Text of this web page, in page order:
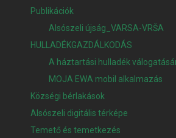
Publikációk
Alsószeli újság_VARSA-VRŠA
HULLADÉKGAZDÁLKODÁS
A háztartási hulladék
MOJA EWA mobil alkalmazás
Községi bérlakások
Alsószeli digitális térképe
Temető és temetkezés